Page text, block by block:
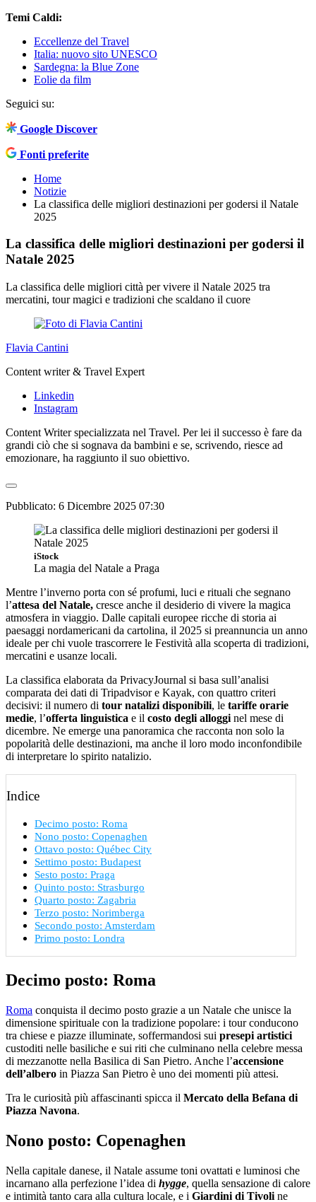
Temi Caldi:
Eccellenze del Travel
Italia: nuovo sito UNESCO
Sardegna: la Blue Zone
Eolie da film
Seguici su:
Google Discover
Fonti preferite
Home
Notizie
La classifica delle migliori destinazioni per godersi il Natale
2025
La classifica delle migliori destinazioni per godersi il
Natale 2025
La classifica delle migliori città per vivere il Natale 2025 tra
mercatini, tour magici e tradizioni che scaldano il cuore
Flavia Cantini
Content writer & Travel Expert
Linkedin
Instagram
Content Writer specializzata nel Travel. Per lei il successo è fare da
grandi ciò che si sognava da bambini e se, scrivendo, riesce ad
emozionare, ha raggiunto il suo obiettivo.
Pubblicato: 6 Dicembre 2025 07:30
iStock
La magia del Natale a Praga
Mentre l’inverno porta con sé profumi, luci e rituali che segnano
l’attesa del Natale, cresce anche il desiderio di vivere la magica
atmosfera in viaggio. Dalle capitali europee ricche di storia ai
paesaggi nordamericani da cartolina, il 2025 si preannuncia un anno
ideale per chi vuole trascorrere le Festività alla scoperta di tradizioni,
mercatini e usanze locali.
La classifica elaborata da PrivacyJournal si basa sull’analisi
comparata dei dati di Tripadvisor e Kayak, con quattro criteri
decisivi: il numero di tour natalizi disponibili, le tariffe orarie
medie, l’offerta linguistica e il costo degli alloggi nel mese di
dicembre. Ne emerge una panoramica che racconta non solo la
popolarità delle destinazioni, ma anche il loro modo inconfondibile
di interpretare lo spirito natalizio.
Indice
Decimo posto: Roma
Nono posto: Copenaghen
Ottavo posto: Québec City
Settimo posto: Budapest
Sesto posto: Praga
Quinto posto: Strasburgo
Quarto posto: Zagabria
Terzo posto: Norimberga
Secondo posto: Amsterdam
Primo posto: Londra
Decimo posto: Roma
Roma conquista il decimo posto grazie a un Natale che unisce la
dimensione spirituale con la tradizione popolare: i tour conducono
tra chiese e piazze illuminate, soffermandosi sui presepi artistici
custoditi nelle basiliche e sui riti che culminano nella celebre messa
di mezzanotte nella Basilica di San Pietro. Anche l’accensione
dell’albero in Piazza San Pietro è uno dei momenti più attesi.
Tra le curiosità più affascinanti spicca il Mercato della Befana di
Piazza Navona.
Nono posto: Copenaghen
Nella capitale danese, il Natale assume toni ovattati e luminosi che
incarnano alla perfezione l’idea di hygge, quella sensazione di calore
e intimità tanto cara alla cultura locale, e i Giardini di Tivoli ne